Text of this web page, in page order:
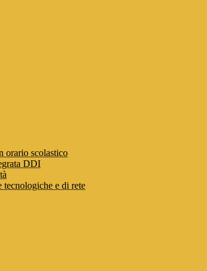
orario scolastico
DDI
tecnologiche e di rete